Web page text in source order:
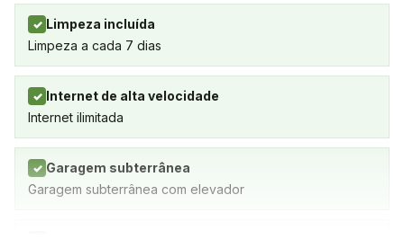
✓ Limpeza incluída
Limpeza a cada 7 dias
✓ Internet de alta velocidade
Internet ilimitada
✓ Garagem subterrânea
Garagem subterrânea com elevador